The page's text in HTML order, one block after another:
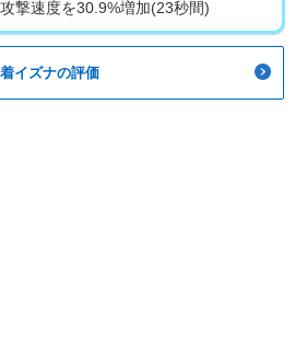
撃速度を30.9%増加(23秒間)
イズナの評価